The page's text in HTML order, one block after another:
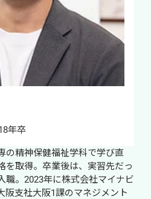
年卒
の精神保健福祉学科で学び直
を取得。卒業後は、実習先だっ
職。2023年に株式会社マイナビ
阪支社大阪1課のマネジメント